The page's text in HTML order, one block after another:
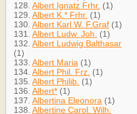
128. Albert Ignatz Frhr. (1)
129. Albert K.* Frhr. (1)
130. Albert Karl W. F.Graf (1)
131. Albert Ludw. Joh.
(1)
132. Albert Ludwig Balthasar
(1)
133. Albert Maria (1)
134. Albert Phil. Frz. (1)
135. Albert Philib. (1)
136. Albert* (1)
137. Albertina Eleonora (1)
138. Albertine Carol. Wilh.